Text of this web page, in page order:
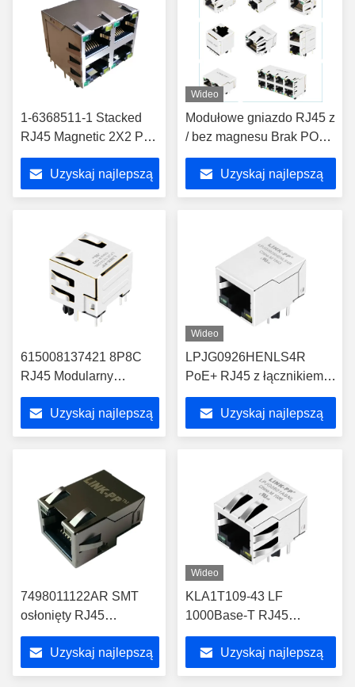
1-6368511-1 Stacked
RJ45 Magnetic 2X2 Port
Connector Gigabit RJ45
9-6368511-4
Uzyskaj najlepszą
Wideo
Modułowe gniazdo RJ45 z
/ bez magnesu Brak POE /
POE / POE+
Uzyskaj najlepszą
615008137421 8P8C
RJ45 Modularny
gniazdo z LED Cross
LPJE101AGNL
Uzyskaj najlepszą
Wideo
LPJG0926HENLS4R
PoE+ RJ45 z łącznikiem z
powrotnym przepływem
przez otwórUzyskaj najlepszą
7498011122AR SMT
osłonięty RJ45
10/100Base-T WE-RJ45
-40°C ∼85°C
Uzyskaj najlepszą
Wideo
KLA1T109-43 LF
1000Base-T RJ45
Magjack Match
ATMEGA88PV-10MUR IC
Uzyskaj najlepszą